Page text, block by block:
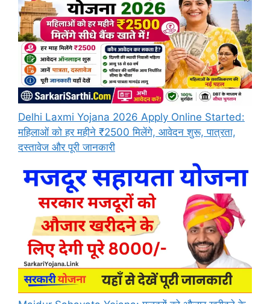
Delhi Laxmi Yojana 2026 Apply Online Started:
महिलाओं को हर महीने ₹2500 मिलेंगे, आवेदन शुरू, पात्रता,
दस्तावेज और पूरी जानकारी